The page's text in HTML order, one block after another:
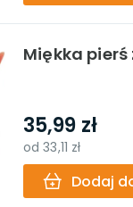
Miękka pierś
35,99 zł
od33,11 zł
Dodaj